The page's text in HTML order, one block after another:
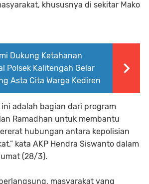
khususnya di sekitar Mako
Dukung Ketahanan
Polsek Kalitengah Gelar
Asta Cita Warga Kediren
ini adalah bagian dari program
Ramadhan untuk membantu
hubungan antara kepolisian
kata AKP Hendra Siswanto dalam
(28/3).
masyarakat yang